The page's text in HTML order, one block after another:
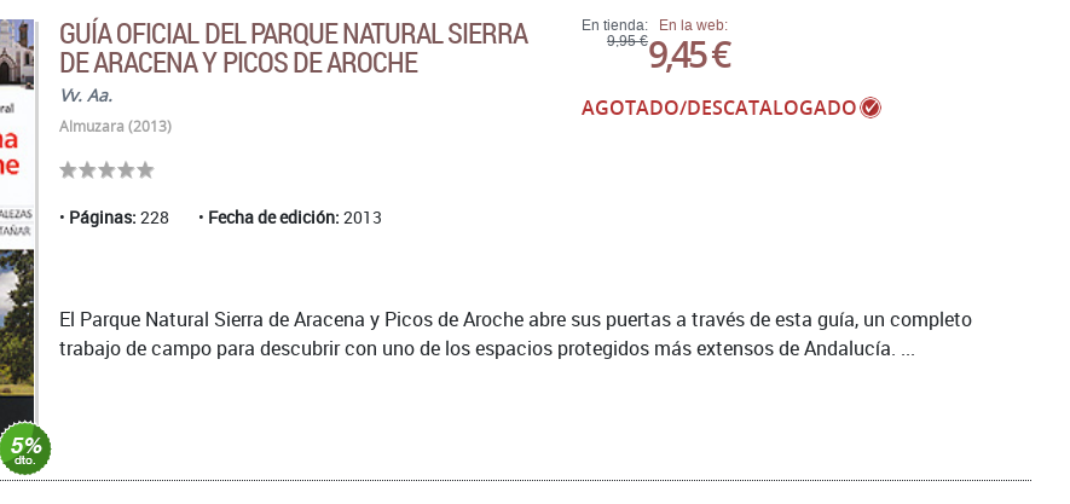
GUÍA OFICIAL DEL PARQUE NATURAL SIERRA
DE ARACENA Y PICOS DE AROCHE
Vv. Aa.
Almuzara (2013)
Páginas: 228 Fecha de edición: 2013
En tienda:
9,95 €
En la web:
9,45 €
AGOTADO/DESCATALOGADO
El Parque Natural Sierra de Aracena y Picos de Aroche abre sus puertas a través de esta guía, un completo
trabajo de campo para descubrir con uno de los espacios protegidos más extensos de Andalucía. ...